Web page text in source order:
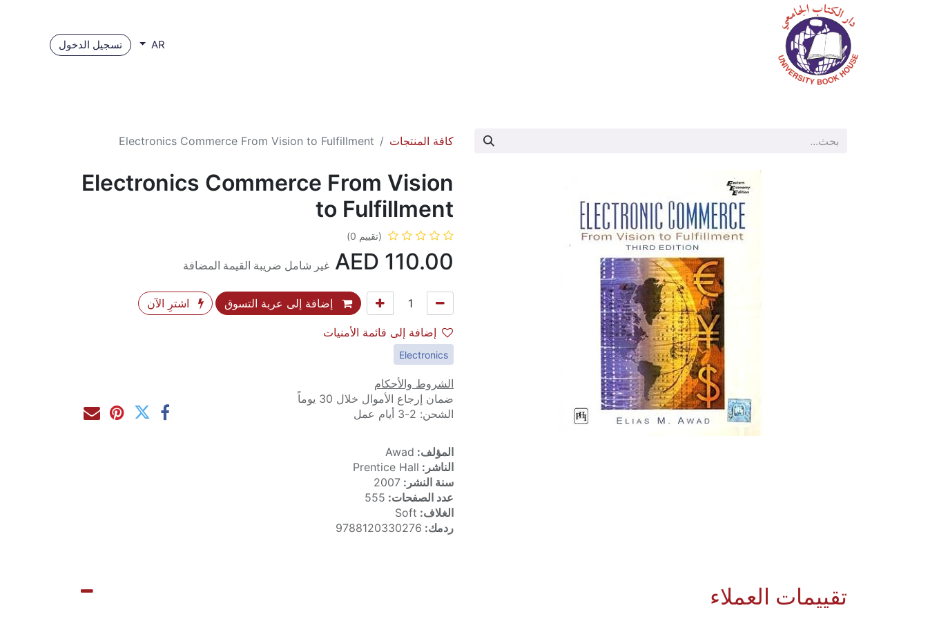
AR تسجيل الدخول
كافة المنتجات Electronics Commerce From Vision to Fulfillment
Electronics Commerce From Vision
to Fulfillment
(تقييم 0)
110.00 غير شامل ضريبة القيمة المضافة
إضافة إلى عربة التسوق اشترِ الآن
إضافة إلى قائمة الأمنيات
Electronics
الشروط والأحكام
ضمان إرجاع الأموال خلال 30 يوماً
الشحن: 2-3 أيام عمل
المؤلف: Awad
الناشر: Prentice Hall
سنة النشر: 2007
عدد الصفحات: 555
الغلاف: Soft
ردمك: 9788120330276
تقييمات العملاء